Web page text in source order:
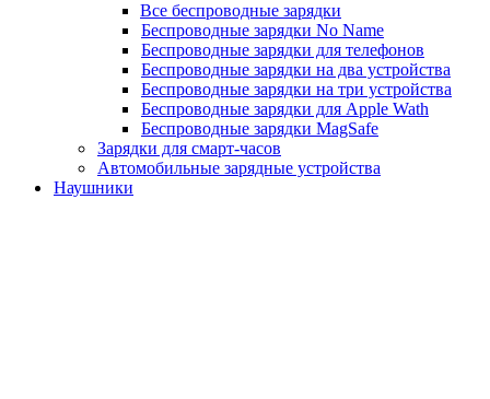
Все беспроводные зарядки
Беспроводные зарядки No Name
Беспроводные зарядки для телефонов
Беспроводные зарядки на два устройства
Беспроводные зарядки на три устройства
Беспроводные зарядки для Apple Wath
Беспроводные зарядки MagSafe
Зарядки для смарт-часов
Автомобильные зарядные устройства
Наушники